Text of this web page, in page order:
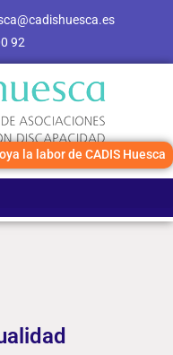
92
la labor de CADIS Huesca